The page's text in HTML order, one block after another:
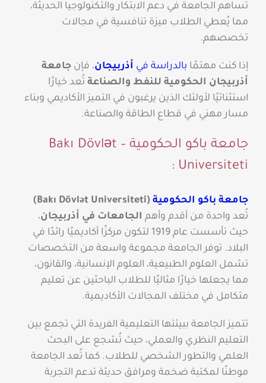
تساهم الجامعة في دعم الابتكار والتكنولوجيا الحديثة،
مما يُعطي الطلاب ميزة تنافسية في مجالات
تخصصهم.
إذا كنت مهتمًا بالدراسة في أذربيجان، فإن جامعة
أذربيجان الحكومية للنفط والصناعةتُعد خيارًا
استثنائيًا لأولئك الذين يرغبون في التميز الأكاديمي وبناء
مسار مهني في قطاع الطاقة والصناعة.
جامعة باكو الحكومية – Bakı Dövlət
Universiteti :
جامعة باكو الحكومية(Bakı Dövlət Universiteti)
تُعد واحدة من أقدم وأهم الجامعات في أذربيجان،
حيث تأسست عام 1919 لتكون مركزًا أكاديميًا رائدًا في
البلاد. توفر الجامعة مجموعة واسعة من التخصصات
تشمل العلوم الطبيعية، العلوم الإنسانية، والقانون،
مما يجعلها خيارًا مثاليًا للطلاب الباحثين عن تعليم
متكامل في مختلف المجالات الأكاديمية.
تتميز الجامعة ببيئتها التعليمية الفريدة التي تجمع بين
التعليم النظري والعملي، حيث تُشجع على البحث
العلمي والتطور الشخصي للطلاب. كما تُعد الجامعة
موطنًا لمكتبة ضخمة ومرافق حديثة تدعم التجربة